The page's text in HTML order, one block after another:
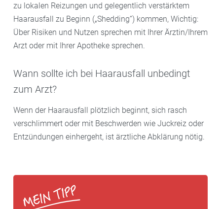
zu lokalen Reizungen und gelegentlich verstärktem
Haarausfall zu Beginn („Shedding“) kommen, Wichtig:
Über Risiken und Nutzen sprechen mit Ihrer Ärztin/Ihrem
Arzt oder mit Ihrer Apotheke sprechen.
Wann sollte ich bei Haarausfall unbedingt
zum Arzt?
Wenn der Haarausfall plötzlich beginnt, sich rasch
verschlimmert oder mit Beschwerden wie Juckreiz oder
Entzündungen einhergeht, ist ärztliche Abklärung nötig.